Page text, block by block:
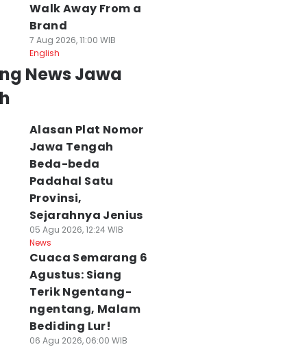
Walk Away From a
Brand
7 Aug 2026, 11:00 WIB
English
News Jawa
Alasan Plat Nomor
Jawa Tengah
Beda-beda
Padahal Satu
Provinsi,
Sejarahnya Jenius
05 Agu 2026, 12:24 WIB
News
Cuaca Semarang 6
Agustus: Siang
Terik Ngentang-
ngentang, Malam
Bediding Lur!
06 Agu 2026, 06:00 WIB